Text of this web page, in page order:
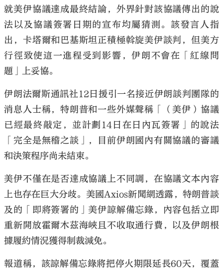
就美伊協議達成最終結論，外界針對該協議傳出的說
法以及協議簽署日期的宣布均屬猜測。該發言人指
出，卡塔爾和巴基斯坦正積極斡旋美伊談判，但美方
行徑致使這一進程受到影響，伊朗不會在「紅線問
題」上妥協。
伊朗法爾斯通訊社12日援引一名接近伊朗談判團隊的
消息人士稱，特朗普和一些外媒聲稱「（美伊）協議
已經最終敲定，並計劃14日在日內瓦簽署」的說法
「完全是無稽之談」，目前伊朗國內有關協議的審議
和決策程序尚未結束。
美伊不僅在是否達成協議上不同調，在協議文本內容
上也存在巨大分歧。美國Axios新聞網透露，特朗普談
及的「即將簽署的」美伊諒解備忘錄，內容包括立即
重新開放霍爾木茲海峽且不收取通行費，以及伊朗根
據履約情況獲得制裁減免。
報道稱，該諒解備忘錄將把停火期限延長60天，覆蓋